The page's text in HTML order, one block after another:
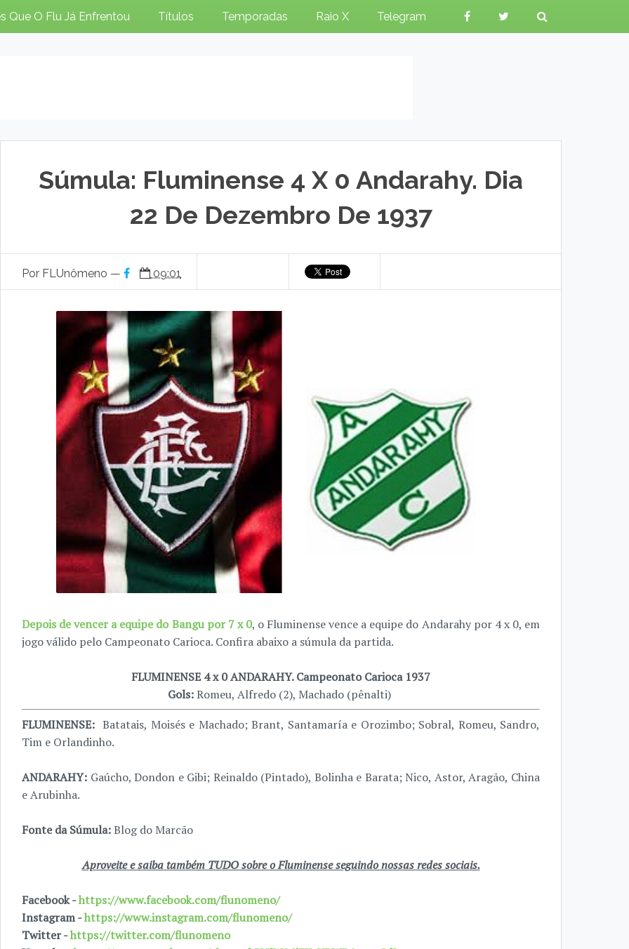
Que O Flu Já Enfrentou Títulos Temporadas Raio X Telegram
Súmula: Fluminense 4 X 0 Andarahy. Dia
22 De Dezembro De 1937
Por FLUnômeno — 09:01
Depois de vencer a equipe do Bangu por 7 x 0, o Fluminense vence a equipe do Andarahy por 4 x 0, em
jogo válido pelo Campeonato Carioca. Confira abaixo a súmula da partida.
FLUMINENSE 4 x 0 ANDARAHY. Campeonato Carioca 1937
Gols:Romeu, Alfredo (2), Machado (pênalti)
FLUMINENSE: Batatais, Moisés e Machado; Brant, Santamaría e Orozimbo; Sobral, Romeu, Sandro,
Tim e Orlandinho.
ANDARAHY: Gaúcho, Dondon e Gibi; Reinaldo (Pintado), Bolinha e Barata; Nico, Astor, Aragão, China
e Arubinha.
Fonte da Súmula:Blog do Marcão
Aproveite e saiba também TUDO sobre o Fluminense seguindo nossas redes sociais.
Facebook -https://www.facebook.com/flunomeno/
Instagram -https://www.instagram.com/flunomeno/
Twitter -https://twitter.com/flunomeno